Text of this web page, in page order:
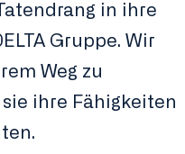
in ihre
Gruppe. Wir
Weg zu
ihre Fähigkeiten